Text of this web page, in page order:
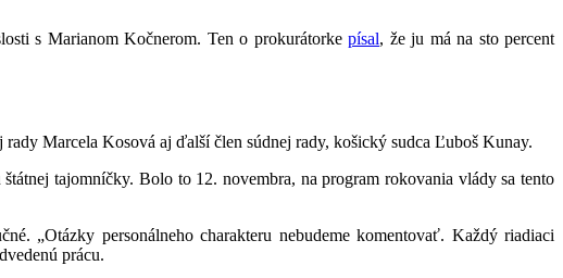
s Marianom Kočnerom. Ten o prokurátorke písal, že ju má na sto percent
Marcela Kosová aj ďalší člen súdnej rady, košický sudca Ľuboš Kunay.
tajomníčky. Bolo to 12. novembra, na program rokovania vlády sa tento
„Otázky personálneho charakteru nebudeme komentovať. Každý riadiaci
prácu.